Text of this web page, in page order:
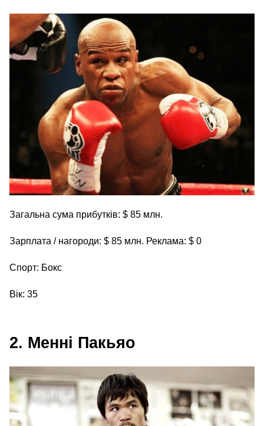
Загальна сума прибутків: $ 85 млн.
Зарплата / нагороди: $ 85 млн. Реклама: $ 0
Спорт: Бокс
Вік: 35
2. Менні Пакьяо